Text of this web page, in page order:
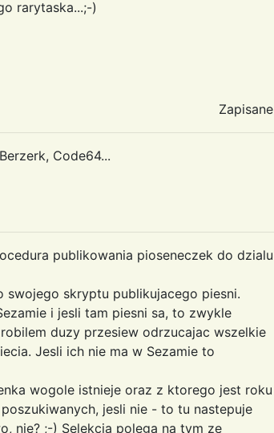
rarytaska...;-)
Zapisane
Code64...
publikowania pioseneczek do dzialu
skryptu publikujacego piesni.
i jesli tam piesni sa, to zwykle
duzy przesiew odrzucajac wszelkie
Jesli ich nie ma w Sezamie to
wogole istnieje oraz z ktorego jest roku
jesli nie - to tu nastepuje
nie? ;-) Selekcja polega na tym ze